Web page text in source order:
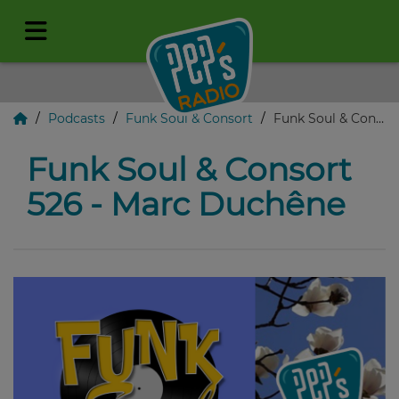
Podcasts Funk Soul & Consort Funk Soul & Consort 526 - Marc Duchêne
Funk Soul & Consort
526 - Marc Duchêne